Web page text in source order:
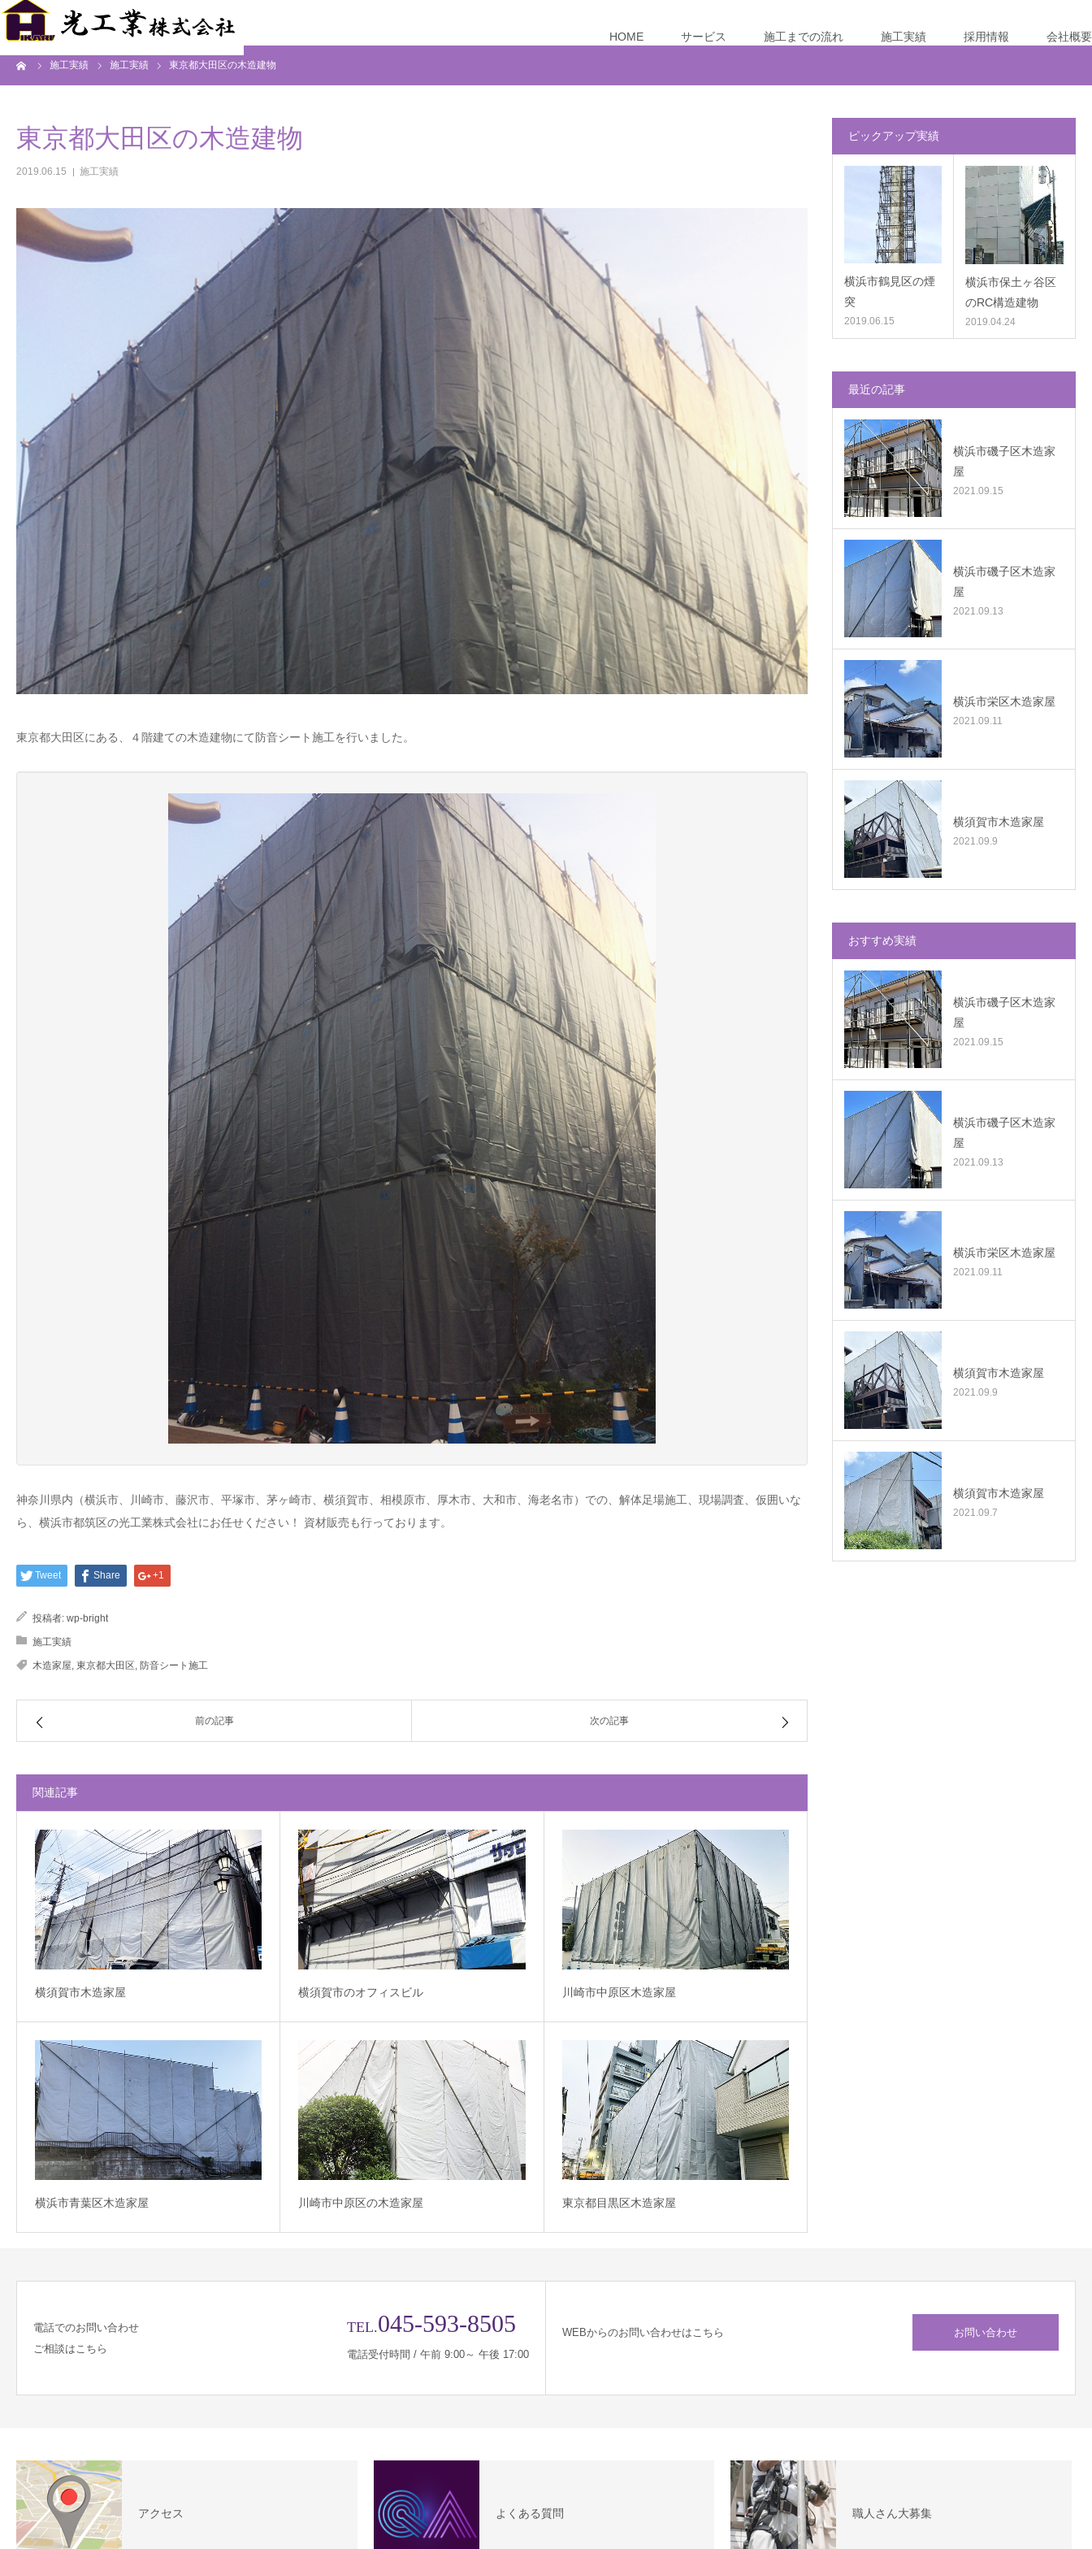
HOME サービス 施工までの流れ 施工実績 採用情報 会社概要
施工実績 施工実績 東京都大田区の木造建物
東京都大田区の木造建物
2019.06.15 施工実績
東京都大田区にある、４階建ての木造建物にて防音シート施工を行いました。
神奈川県内（横浜市、川崎市、藤沢市、平塚市、茅ヶ崎市、横須賀市、相模原市、厚木市、大和市、海老名市）での、解体足場施工、現場調査、仮囲いな
ら、横浜市都筑区の光工業株式会社にお任せください！ 資材販売も行っております。
Tweet Share +1
投稿者: wp-bright
施工実績
木造家屋, 東京都大田区, 防音シート施工
前の記事 次の記事
関連記事
横須賀市木造家屋 横須賀市のオフィスビル 川崎市中原区木造家屋
横浜市青葉区木造家屋 川崎市中原区の木造家屋 東京都目黒区木造家屋
ピックアップ実績
横浜市鶴見区の煙
突
2019.06.15
横浜市保土ヶ谷区
のRC構造建物
2019.04.24
最近の記事
横浜市磯子区木造家
屋
2021.09.15
横浜市磯子区木造家
屋
2021.09.13
横浜市栄区木造家屋
2021.09.11
横須賀市木造家屋
2021.09.9
おすすめ実績
横浜市磯子区木造家
屋
2021.09.15
横浜市磯子区木造家
屋
2021.09.13
横浜市栄区木造家屋
2021.09.11
横須賀市木造家屋
2021.09.9
横須賀市木造家屋
2021.09.7
電話でのお問い合わせ
ご相談はこちら
TEL.045-593-8505
電話受付時間 / 午前 9:00～ 午後 17:00
WEBからのお問い合わせはこちら お問い合わせ
アクセス よくある質問 職人さん大募集